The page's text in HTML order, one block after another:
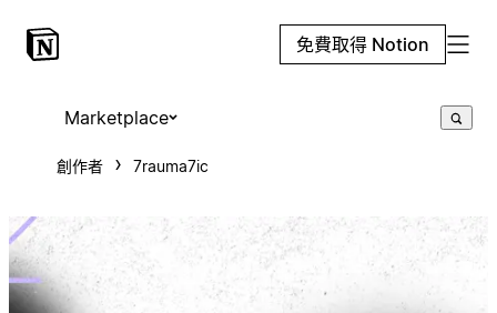
免費取得 Notion
Marketplace
創作者 7rauma7ic